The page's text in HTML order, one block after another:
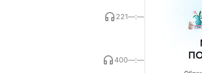
221—:—
400—:—